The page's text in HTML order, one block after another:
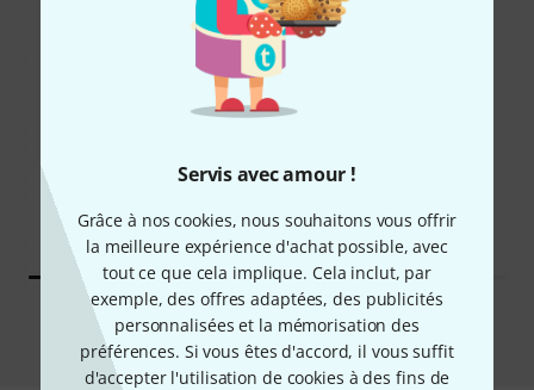
Servis avec amour !
Grâce à nos cookies, nous souhaitons vous offrir
la meilleure expérience d'achat possible, avec
tout ce que cela implique. Cela inclut, par
exemple, des offres adaptées, des publicités
personnalisées et la mémorisation des
préférences. Si vous êtes d'accord, il vous suffit
d'accepter l'utilisation de cookies à des fins de
42%
EXACTEMENT CE PRODUIT
Blackmagic Design Micro
1.015 €
Comparer